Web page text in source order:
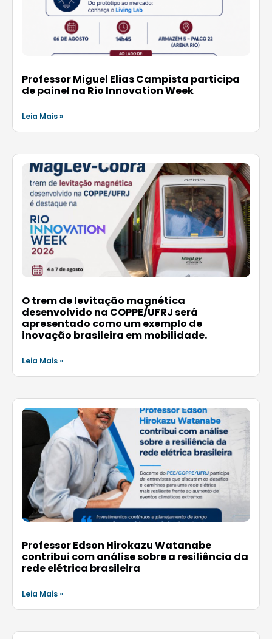
Professor Miguel Elias Campista participa
de painel na Rio Innovation Week
Leia Mais »
O trem de levitação magnética
desenvolvido na COPPE/UFRJ será
apresentado como um exemplo de
inovação brasileira em mobilidade.
Leia Mais »
Professor Edson Hirokazu Watanabe
contribui com análise sobre a resiliência da
rede elétrica brasileira
Leia Mais »